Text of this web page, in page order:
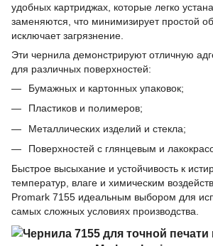
удобных картриджах, которые легко
заменяются, что минимизирует простой
исключает загрязнение.
Эти чернила демонстрируют отличную
для различных поверхностей:
Бумажных и картонных упаковок;
Пластиков и полимеров;
Металлических изделий и стекла;
Поверхностей с глянцевым и
Быстрое высыхание и устойчивость к
температур, влаге и химическим
Promark 7155 идеальным выбором для
самых сложных условиях производства.